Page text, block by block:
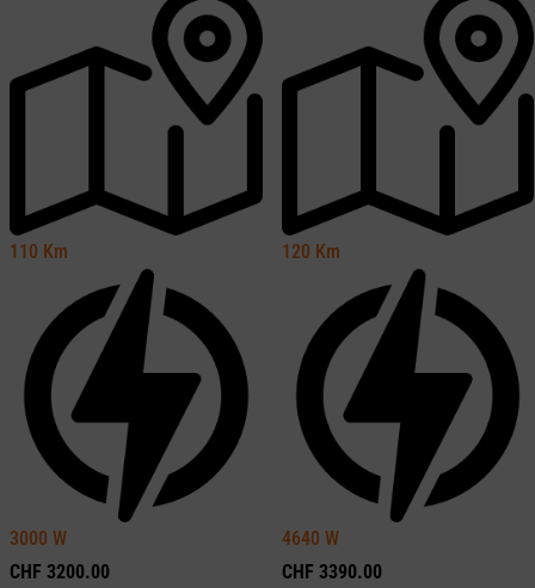
110 Km
3000 W
CHF 3200.00
120 Km
4640 W
CHF 3390.00